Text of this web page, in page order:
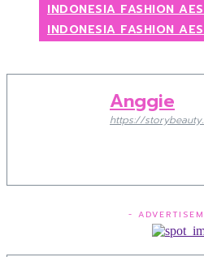
INDONESIA FASHION
INDONESIA FASHION
Anggie
https://
-